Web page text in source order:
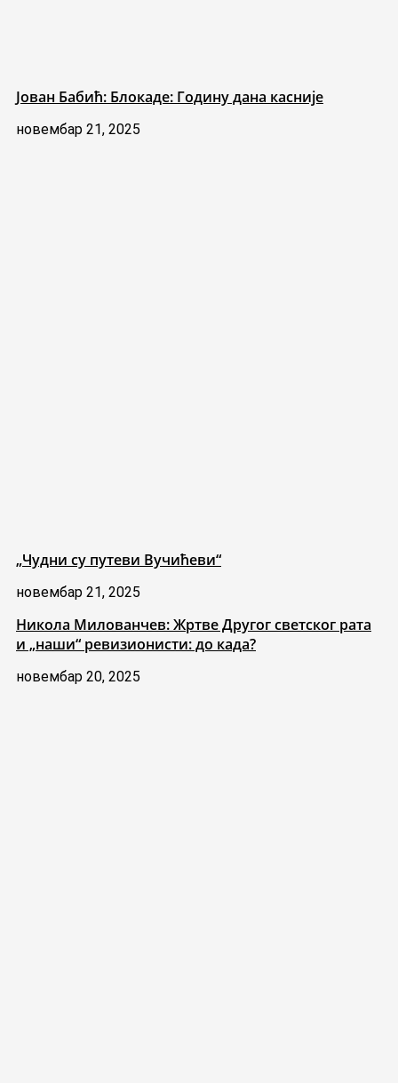
Јован Бабић: Блокаде: Годину дана касније
новембар 21, 2025
„Чудни су путеви Вучићеви“
новембар 21, 2025
Никола Милованчев: Жртве Другог светског рата
и „наши“ ревизионисти: до када?
новембар 20, 2025